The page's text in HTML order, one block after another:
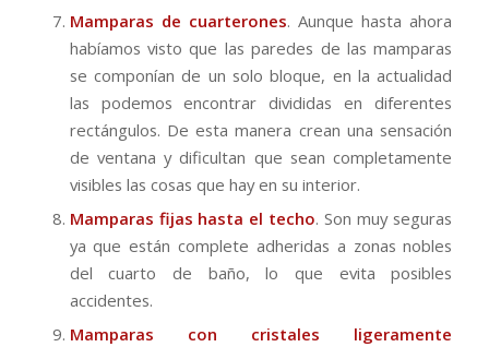
Mamparas de cuarterones. Aunque hasta ahora
habíamos visto que las paredes de las mamparas
se componían de un solo bloque, en la actualidad
las podemos encontrar divididas en diferentes
rectángulos. De esta manera crean una sensación
de ventana y dificultan que sean completamente
visibles las cosas que hay en su interior.
Mamparas fijas hasta el techo. Son muy seguras
ya que están complete adheridas a zonas nobles
del cuarto de baño, lo que evita posibles
accidentes.
Mamparas con cristales ligeramente